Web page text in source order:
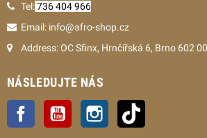
Tel:736 404 966
Email: info@afro-shop.cz
Address: OC Sfinx, Hrnčířská 6, Brno 602 00
NÁSLEDUJTE NÁS
Facebook YouTube Instagram